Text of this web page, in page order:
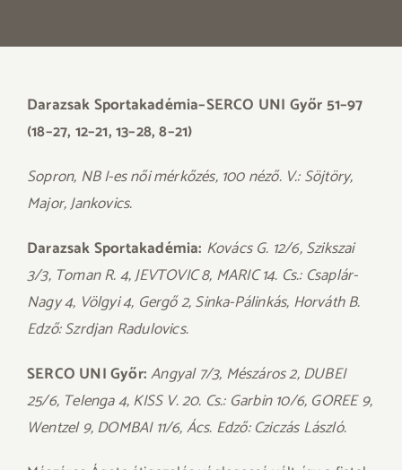
Darazsak Sportakadémia–SERCO UNI Győr 51–97
(18–27, 12–21, 13–28, 8–21)
Sopron, NB I-es női mérkőzés, 100 néző. V.: Söjtöry,
Major, Jankovics.
Darazsak Sportakadémia: Kovács G. 12/6, Szikszai
3/3, Toman R. 4, JEVTOVIC 8, MARIC 14. Cs.: Csaplár-
Nagy 4, Völgyi 4, Gergő 2, Sinka-Pálinkás, Horváth B.
Edző: Szrdjan Radulovics.
SERCO UNI Győr:Angyal 7/3, Mészáros 2, DUBEI
25/6, Telenga 4, KISS V. 20. Cs.: Garbin 10/6, GOREE 9,
Wentzel 9, DOMBAI 11/6, Ács. Edző: Cziczás László.